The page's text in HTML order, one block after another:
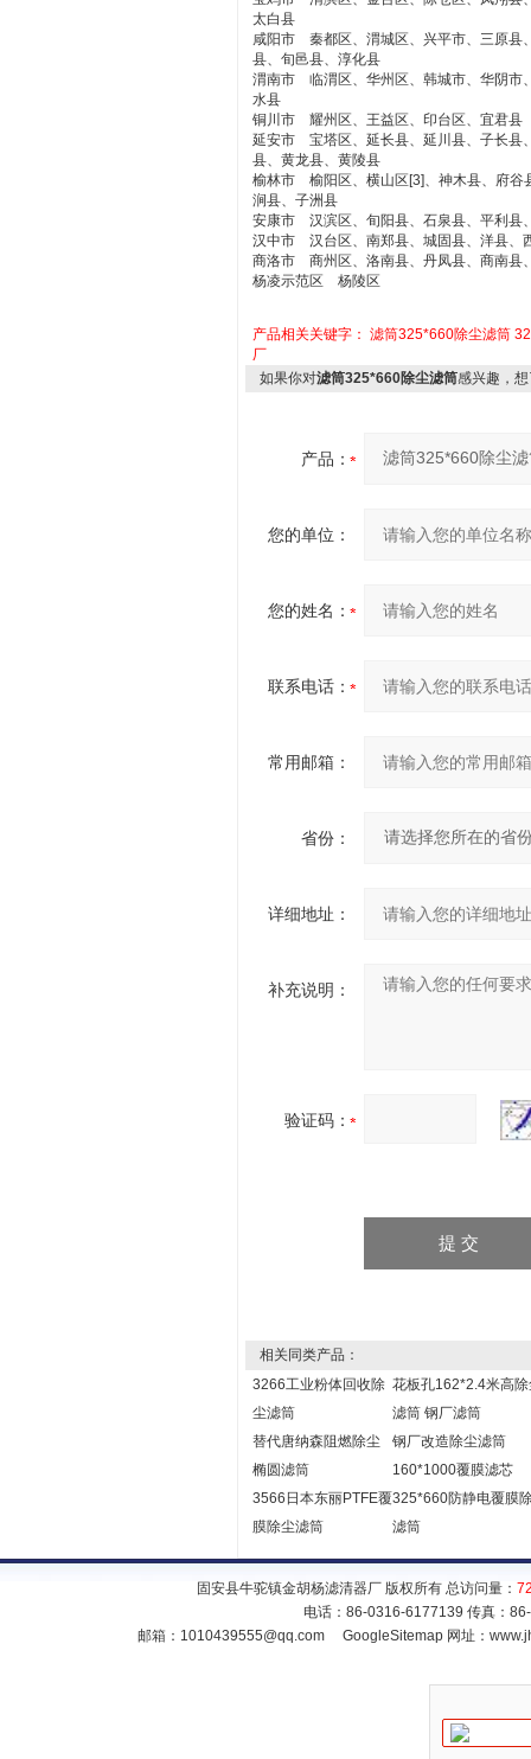
太白县
咸阳市 秦都区、渭城区、兴平市、三原县
县、旬邑县、淳化县
渭南市 临渭区、华州区、韩城市、华阴市
水县
铜川市 耀州区、王益区、印台区、宜君县
延安市 宝塔区、延长县、延川县、子长县
县、黄龙县、黄陵县
榆林市 榆阳区、横山区[3]、神木县、府谷
涧县、子洲县
安康市 汉滨区、旬阳县、石泉县、平利县
汉中市 汉台区、南郑县、城固县、洋县、
商洛市 商州区、洛南县、丹凤县、商南县
杨凌示范区 杨陵区
产品相关关键字： 滤筒325*660除尘滤筒
厂
如果你对滤筒325*660除尘滤筒感兴趣，
产品：
您的单位：
您的姓名：
联系电话：
常用邮箱：
省份：
详细地址：
补充说明：
验证码：
相关同类产品：
3266工业粉体回收除
尘滤筒
花板孔162*2.4米高除
滤筒 钢厂滤筒
替代唐纳森阻燃除尘
椭圆滤筒
钢厂改造除尘滤筒
160*1000覆膜滤芯
3566日本东丽PTFE覆
膜除尘滤筒
325*660防静电覆膜
滤筒
固安县牛驼镇金胡杨滤清器厂 版权所有 总访问量：
电话：86-0316-6177139 传真：
邮箱： 1010439555@qq.com GoogleSitemap网址：